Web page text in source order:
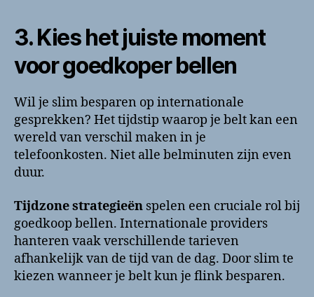
3. Kies het juiste moment
voor goedkoper bellen
Wil je slim besparen op internationale
gesprekken? Het tijdstip waarop je belt kan een
wereld van verschil maken in je
telefoonkosten. Niet alle belminuten zijn even
duur.
Tijdzone strategieën spelen een cruciale rol bij
goedkoop bellen. Internationale providers
hanteren vaak verschillende tarieven
afhankelijk van de tijd van de dag. Door slim te
kiezen wanneer je belt kun je flink besparen.